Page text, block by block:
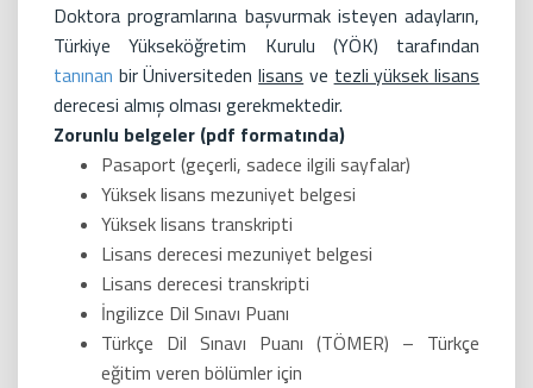
Doktora programlarına başvurmak isteyen adayların,
Türkiye Yükseköğretim Kurulu (YÖK) tarafından
tanınan bir Üniversitedenlisans ve tezli yüksek lisans
derecesi almış olması gerekmektedir.
Zorunlu belgeler (pdf formatında)
Pasaport (geçerli, sadece ilgili sayfalar)
Yüksek lisans mezuniyet belgesi
Yüksek lisans transkripti
Lisans derecesi mezuniyet belgesi
Lisans derecesi transkripti
İngilizce Dil Sınavı Puanı
Türkçe Dil Sınavı Puanı (TÖMER) – Türkçe
eğitim veren bölümler için